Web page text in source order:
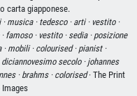
carta giapponese.
musica · tedesco · arti · vestito ·
famoso · vestito · sedia · posizione
· mobili · colourised · pianist ·
diciannovesimo secolo · johannes
·brahms · colorised· The Print